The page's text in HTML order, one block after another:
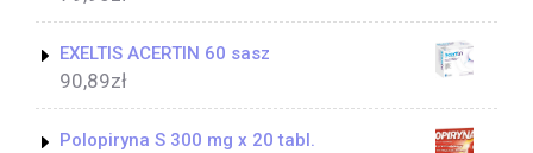
EXELTIS ACERTIN 60 sasz
90,89zł
Polopiryna S 300 mg x 20 tabl.